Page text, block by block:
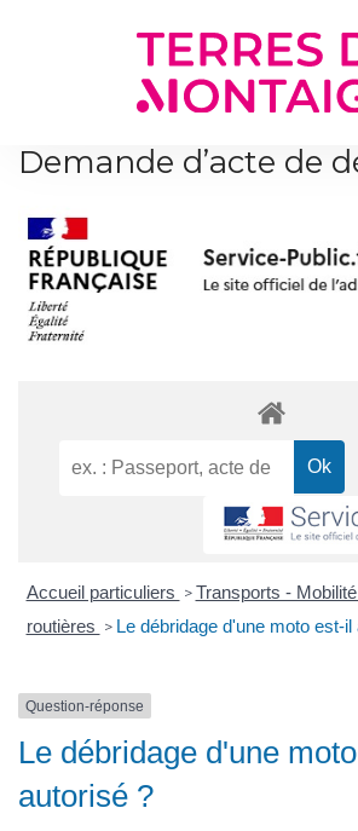
Demande d’acte de
Accueil particuliers > Transports - Mobilité
routières > Le débridage d'une moto est-il
Question-réponse
Le débridage d'une
autorisé ?